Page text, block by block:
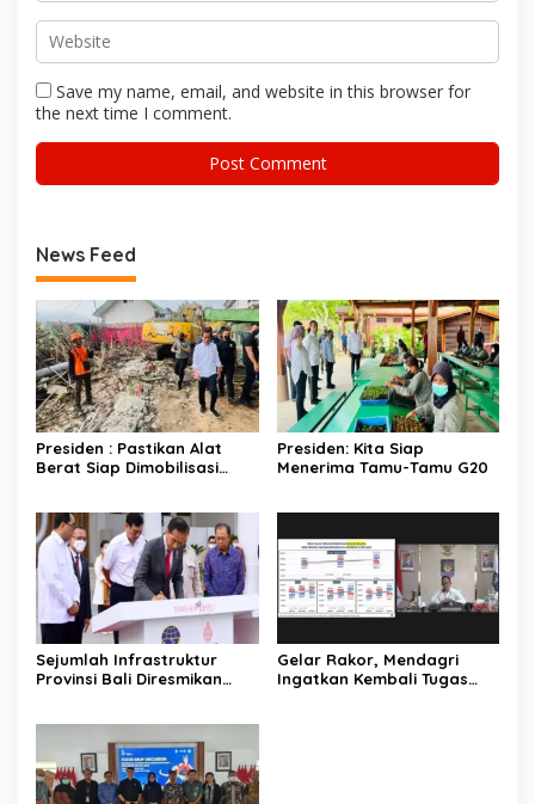
Save my name, email, and website in this browser for
the next time I comment.
News Feed
Presiden : Pastikan Alat
Berat Siap Dimobilisasi
Presiden: Kita Siap
Menerima Tamu-Tamu G20
Sejumlah Infrastruktur
Provinsi Bali Diresmikan
Gelar Rakor, Mendagri
Ingatkan Kembali Tugas